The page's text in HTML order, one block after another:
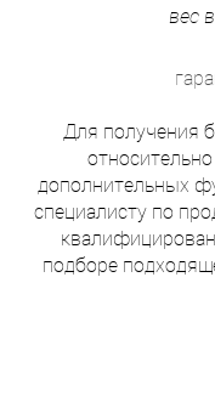
вес
Для получения
дополнительных
специалисту по
подборе